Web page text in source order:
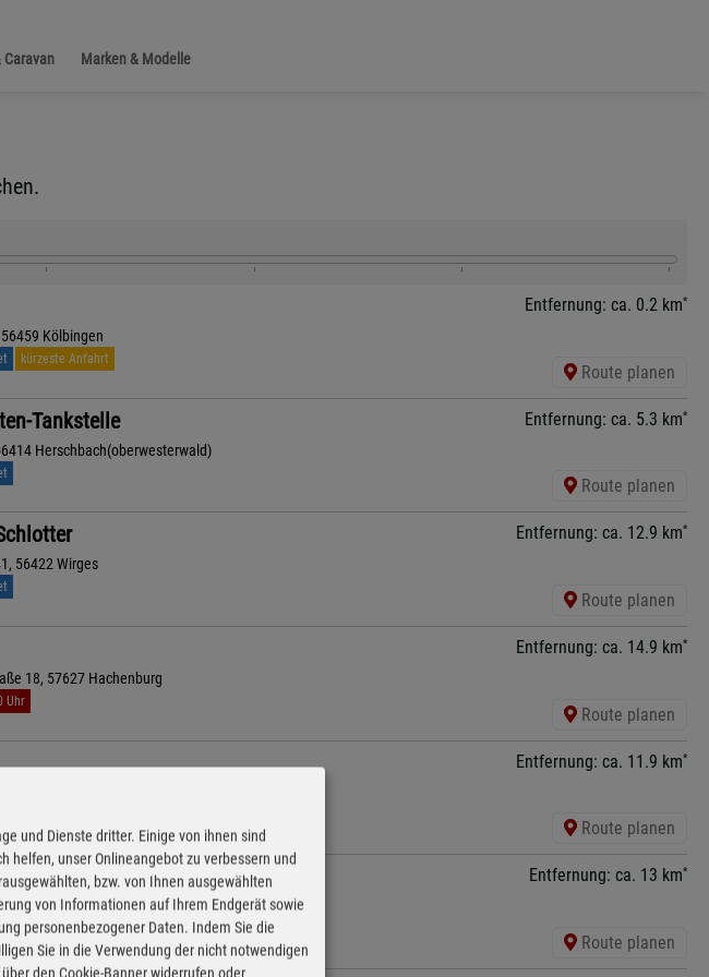
Caravan Marken & Modelle
Kölbingen
kürzeste Anfahrt
Entfernung: ca. 0.2 km*
Route planen
Tankstelle
Herschbach(oberwesterwald)
Entfernung: ca. 5.3 km*
Route planen
56422 Wirges
Entfernung: ca. 12.9 km*
Route planen
18, 57627 Hachenburg
Uhr
Entfernung: ca. 14.9 km*
Route planen
Entfernung: ca. 11.9 km*
Route planen
53-55, 56422 Wirges
Entfernung: ca. 13 km*
Route planen
und Dienste dritter. Einige von ihnen sind
helfen, unser Onlineangebot zu verbessern und
bzw. von Ihnen ausgewählten
von Informationen auf Ihrem Endgerät sowie
personenbezogener Daten. Indem Sie die
Sie in die Verwendung der nicht notwendigen
den Cookie-Banner widerrufen oder